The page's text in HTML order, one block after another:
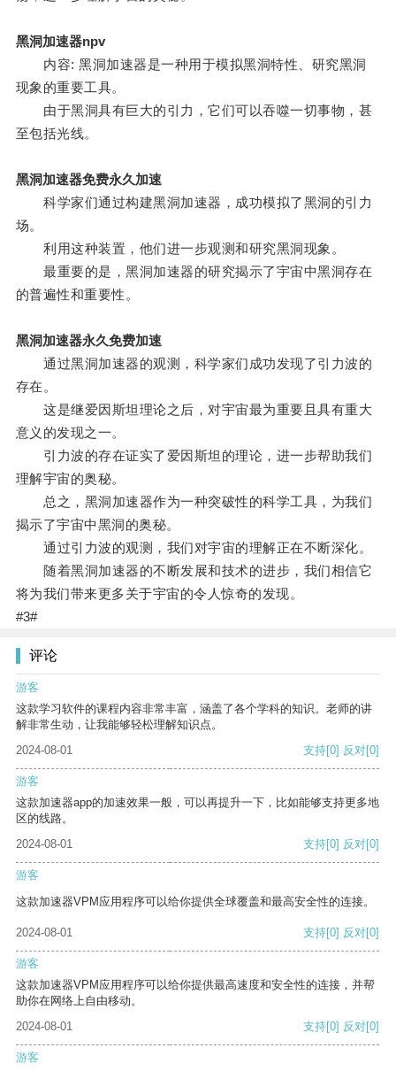
黑洞加速器npv
内容: 黑洞加速器是一种用于模拟黑洞特性、研究黑洞
现象的重要工具。
由于黑洞具有巨大的引力，它们可以吞噬一切事物，甚
至包括光线。
黑洞加速器免费永久加速
科学家们通过构建黑洞加速器，成功模拟了黑洞的引力
场。
利用这种装置，他们进一步观测和研究黑洞现象。
最重要的是，黑洞加速器的研究揭示了宇宙中黑洞存在
的普遍性和重要性。
黑洞加速器永久免费加速
通过黑洞加速器的观测，科学家们成功发现了引力波的
存在。
这是继爱因斯坦理论之后，对宇宙最为重要且具有重大
意义的发现之一。
引力波的存在证实了爱因斯坦的理论，进一步帮助我们
理解宇宙的奥秘。
总之，黑洞加速器作为一种突破性的科学工具，为我们
揭示了宇宙中黑洞的奥秘。
通过引力波的观测，我们对宇宙的理解正在不断深化。
随着黑洞加速器的不断发展和技术的进步，我们相信它
将为我们带来更多关于宇宙的令人惊奇的发现。
#3#
评论
游客
这款学习软件的课程内容非常丰富，涵盖了各个学科的知识。老师的讲
解非常生动，让我能够轻松理解知识点。
2024-08-01
支持[0] 反对[0]
游客
这款加速器app的加速效果一般，可以再提升一下，比如能够支持更多地
区的线路。
2024-08-01
支持[0] 反对[0]
游客
这款加速器VPM应用程序可以给你提供全球覆盖和最高安全性的连接。
2024-08-01 支持[0] 反对[0]
游客
这款加速器VPM应用程序可以给你提供最高速度和安全性的连接，并帮
助你在网络上自由移动。
2024-08-01
支持[0] 反对[0]
游客